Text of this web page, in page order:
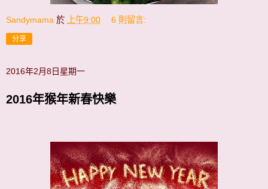
Sandymama 於 上午9:00 6 則留言:
分享
2016年2月8日星期一
2016年猴年新春快樂